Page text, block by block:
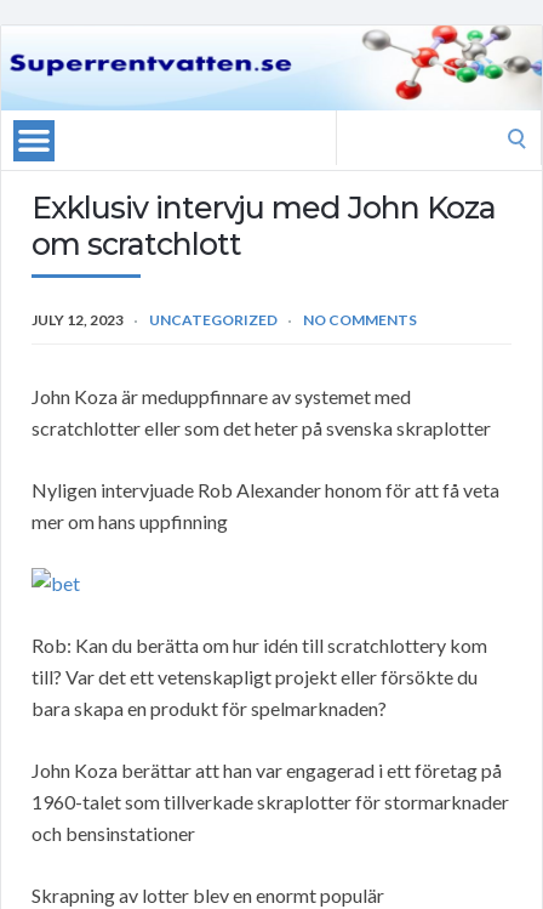
Exklusiv intervju med John Koza
om scratchlott
JULY 12, 2023 UNCATEGORIZED NO COMMENTS
John Koza är meduppfinnare av systemet med
scratchlotter eller som det heter på svenska skraplotter
Nyligen intervjuade Rob Alexander honom för att få veta
mer om hans uppfinning
Rob: Kan du berätta om hur idén till scratchlottery kom
till? Var det ett vetenskapligt projekt eller försökte du
bara skapa en produkt för spelmarknaden?
John Koza berättar att han var engagerad i ett företag på
1960-talet som tillverkade skraplotter för stormarknader
och bensinstationer
Skrapning av lotter blev en enormt populär